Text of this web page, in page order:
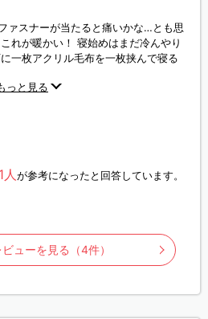
ァスナーが当たると痛いかな…とも思
れが暖かい！ 寝始めはまだ冷んやり
一枚アクリル毛布を一枚挟んで寝る
っと見る
1人 が参考になったと回答しています。
ューを見る（4件）